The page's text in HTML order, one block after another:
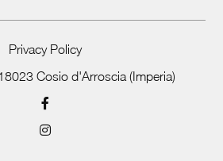
Privacy Policy
Cosio d'Arroscia (Imperia)